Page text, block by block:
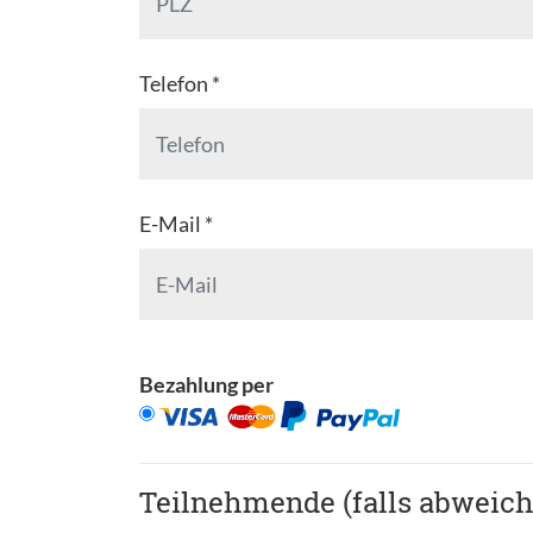
Telefon *
E-Mail *
Bezahlung per
Teilnehmende (falls